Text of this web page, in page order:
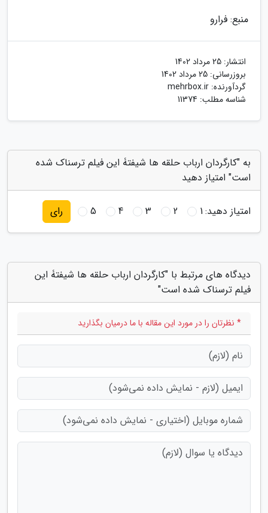
منبع: فرارو
انتشار: 25 مرداد 1402
بروزرسانی: 25 مرداد 1402
گردآورنده: mehrbox.ir
شناسه مطلب: 11374
به "کارگردان ارباب حلقه ها شیفتۀ این فیلم ترسناک شده
است" امتیاز دهید
امتیاز دهید:1
2
3
4
5 رای
دیدگاه های مرتبط با "کارگردان ارباب حلقه ها شیفتۀ این
فیلم ترسناک شده است"
* نظرتان را در مورد این مقاله با ما درمیان بگذارید